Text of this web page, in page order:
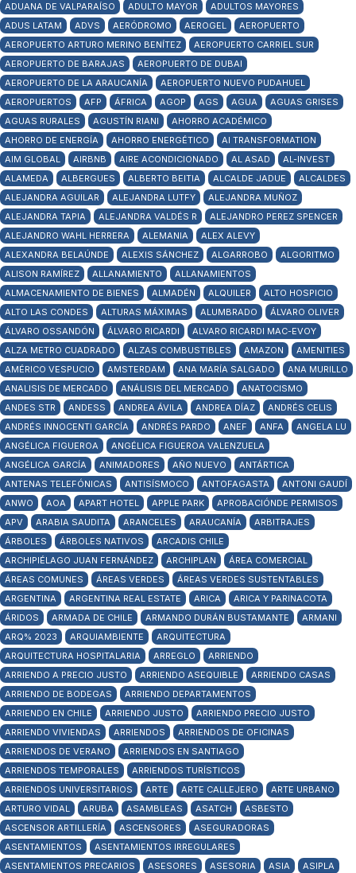
ADUANA DE VALPARAÍSO
ADULTO MAYOR
ADULTOS MAYORES
ADUS LATAM
ADVS AERÓDROMO AEROGEL
AEROPUERTO
AEROPUERTO ARTURO MERINO BENÍTEZ
AEROPUERTO CARRIEL SUR
AEROPUERTO DE BARAJAS
AEROPUERTO DE DUBAI
AEROPUERTO DE LA ARAUCANÍA
AEROPUERTO NUEVO PUDAHUEL
AEROPUERTOS
AFP ÁFRICA AGOP AGS AGUA
AGUAS GRISES
AGUAS RURALES
AGUSTÍN RIANI
AHORRO ACADÉMICO
AHORRO DE ENERGÍA
AHORRO ENERGÉTICO
AI TRANSFORMATION
AIM GLOBAL
AIRBNB AIRE ACONDICIONADO AL ASAD
AL-INVEST
ALAMEDA
ALBERGUES ALBERTO BEITIA ALCALDE JADUE
ALCALDES
ALEJANDRA AGUILAR
ALEJANDRA LUTFY
ALEJANDRA MUÑOZ
ALEJANDRA TAPIA
ALEJANDRA VALDÉS R
ALEJANDRO PEREZ SPENCER
ALEJANDRO WAHL HERRERA
ALEMANIA
ALEX ALEVY
ALEXANDRA BELAÚNDE
ALEXIS SÁNCHEZ ALGARROBO
ALGORITMO
ALISON RAMÍREZ
ALLANAMIENTO
ALLANAMIENTOS
ALMACENAMIENTO DE BIENES
ALMADÉN ALQUILER
ALTO HOSPICIO
ALTO LAS CONDES
ALTURAS MÁXIMAS ALUMBRADO
ÁLVARO OLIVER
ÁLVARO OSSANDÓN
ÁLVARO RICARDI
ALVARO RICARDI MAC-EVOY
ALZA METRO CUADRADO
ALZAS COMBUSTIBLES AMAZON
AMENITIES
AMÉRICO VESPUCIO
AMSTERDAM ANA MARÍA SALGADO
ANA MURILLO
ANALISIS DE MERCADO
ANÁLISIS DEL MERCADO
ANATOCISMO
ANDES STR
ANDESS ANDREA ÁVILA ANDREA DÍAZ
ANDRÉS CELIS
ANDRÉS INNOCENTI GARCÍA
ANDRÉS PARDO ANEF ANFA
ANGELA LU
ANGÉLICA FIGUEROA
ANGÉLICA FIGUEROA VALENZUELA
ANGÉLICA GARCÍA
ANIMADORES AÑO NUEVO
ANTÁRTICA
ANTENAS TELEFÓNICAS
ANTISÍSMOCO ANTOFAGASTA
ANTONI GAUDÍ
ANWO
AOA APART HOTEL APPLE PARK
APROBACIÓNDE PERMISOS
APV
ARABIA SAUDITA ARANCELES ARAUCANÍA
ARBITRAJES
ÁRBOLES
ÁRBOLES NATIVOS
ARCADIS CHILE
ARCHIPIÉLAGO JUAN FERNÁNDEZ
ARCHIPLAN
ÁREA COMERCIAL
ÁREAS COMUNES
ÁREAS VERDES
ÁREAS VERDES SUSTENTABLES
ARGENTINA
ARGENTINA REAL ESTATE ARICA
ARICA Y PARINACOTA
ÁRIDOS
ARMADA DE CHILE ARMANDO DURÁN BUSTAMANTE
ARMANI
ARQ% 2023
ARQUIAMBIENTE
ARQUITECTURA
ARQUITECTURA HOSPITALARIA
ARREGLO
ARRIENDO
ARRIENDO A PRECIO JUSTO
ARRIENDO ASEQUIBLE
ARRIENDO CASAS
ARRIENDO DE BODEGAS
ARRIENDO DEPARTAMENTOS
ARRIENDO EN CHILE
ARRIENDO JUSTO
ARRIENDO PRECIO JUSTO
ARRIENDO VIVIENDAS
ARRIENDOS
ARRIENDOS DE OFICINAS
ARRIENDOS DE VERANO
ARRIENDOS EN SANTIAGO
ARRIENDOS TEMPORALES
ARRIENDOS TURÍSTICOS
ARRIENDOS UNIVERSITARIOS
ARTE ARTE CALLEJERO
ARTE URBANO
ARTURO VIDAL
ARUBA ASAMBLEAS ASATCH
ASBESTO
ASCENSOR ARTILLERÍA
ASCENSORES
ASEGURADORAS
ASENTAMIENTOS
ASENTAMIENTOS IRREGULARES
ASENTAMIENTOS PRECARIOS
ASESORES ASESORIA ASIA
ASIPLA